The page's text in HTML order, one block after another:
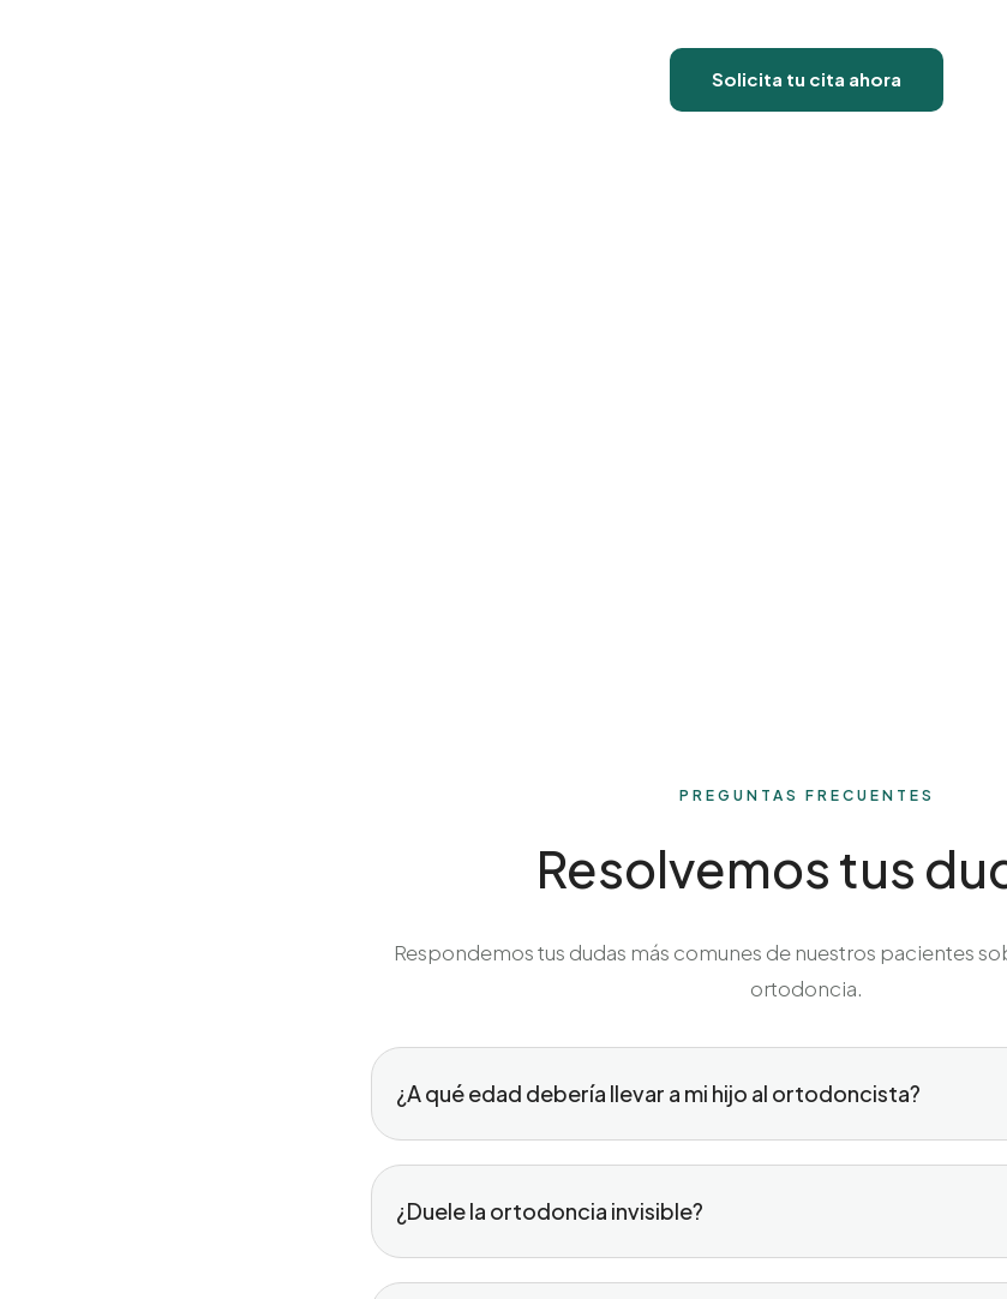
Solicita tu cita ahora
PREGUNTAS FRECUENTES
Resolvemos tus
Respondemos tus dudas más comunes de nuestros pacientes
ortodoncia.
¿A qué edad debería llevar a mi hijo al ortodoncista?
¿Duele la ortodoncia invisible?